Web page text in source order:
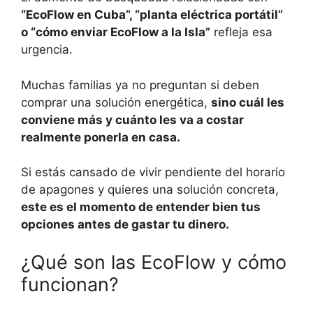
“EcoFlow en Cuba”, “planta eléctrica portátil”
o “cómo enviar EcoFlow a la Isla” refleja esa
urgencia.
Muchas familias ya no preguntan si deben
comprar una solución energética, sino cuál les
conviene más y cuánto les va a costar
realmente ponerla en casa.
Si estás cansado de vivir pendiente del horario
de apagones y quieres una solución concreta,
este es el momento de entender bien tus
opciones antes de gastar tu dinero.
¿Qué son las EcoFlow y cómo
funcionan?